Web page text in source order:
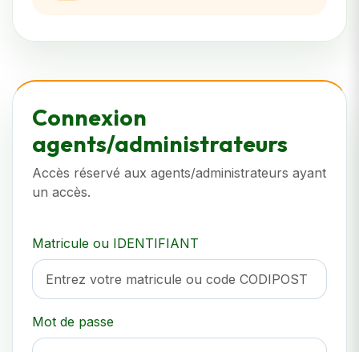
Connexion
agents/administrateurs
Accès réservé aux agents/administrateurs ayant
un accès.
Matricule ou IDENTIFIANT
Mot de passe